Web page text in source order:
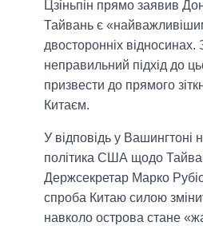
Цзіньпін прямо заявив
Тайвань є
двосторонніх
неправильний підхід до
призвести до прямого
Китаєм.
У відповідь у Вашингтоні
політика США щодо
Держсекретар Марко
спроба Китаю силою
навколо острова стане